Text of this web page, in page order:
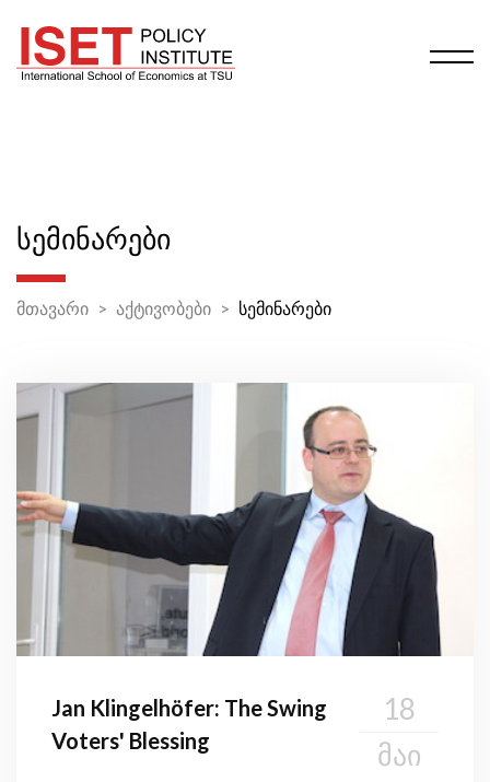
ᲡᲔᲛᲘᲜᲐᲠᲔᲑᲘ
მთავარი აქტივობები სემინარები
Jan Klingelhöfer: The Swing
Voters' Blessing
18
ᲛᲐᲘ